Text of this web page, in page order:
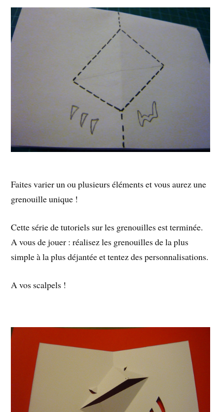
Faites varier un ou plusieurs éléments et vous aurez une
grenouille unique !
Cette série de tutoriels sur les grenouilles est terminée.
A vous de jouer : réalisez les grenouilles de la plus
simple à la plus déjantée et tentez des personnalisations.
A vos scalpels !